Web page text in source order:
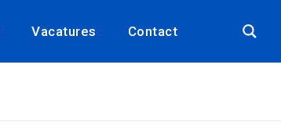
Vacatures Contact